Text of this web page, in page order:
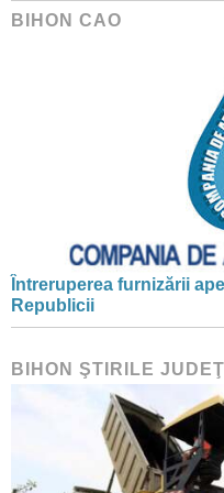
BIHON CAO
Întreruperea furnizării
Republicii
BIHON ŞTIRILE